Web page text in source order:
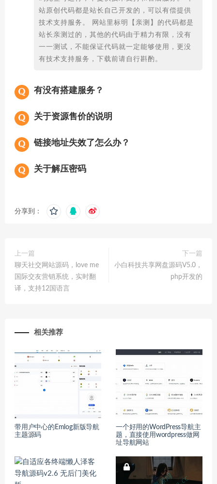
站原创代码都是站长自己开发的，可以有偿提供
技术支持服务。 网站里标明【亲测】的代码都是
站长亲测过的，其他的代码由于精力有限，没有
一一测试，不能保证代码就一定能够使用，更没
有技术支持服务，下载前请自行斟酌。
有没有搭建服务？
关于资源售价的说明
链接地址失效了怎么办？
关于解压密码
分享到：
上一篇
聊天社交网站源码，love me
国际交友营销系统，实时翻
译，支持12国语言
下一篇
小白科技共享网盘源码V5.0，
php开发的
相关推荐
带用户中心的Emlog新版导航
主题源码
一个好用的WordPress导航主
题，直接使用wordpress做网
址导航网站